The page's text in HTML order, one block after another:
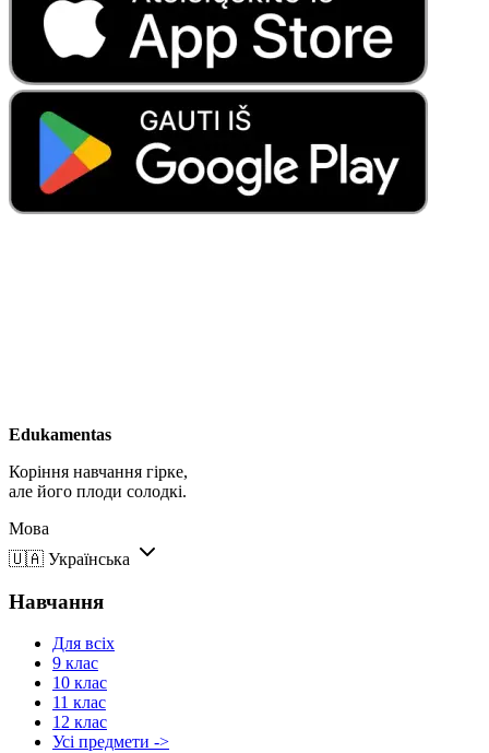
Edukamentas
Коріння навчання гірке,
але його плоди солодкі.
Мова
🇺🇦 Українська
Навчання
Для всіх
9 клас
10 клас
11 клас
12 клас
Усі предмети ->